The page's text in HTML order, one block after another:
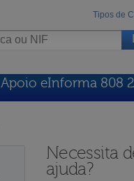
Tipos de
Apoio eInforma 808
Necessita
ajuda?